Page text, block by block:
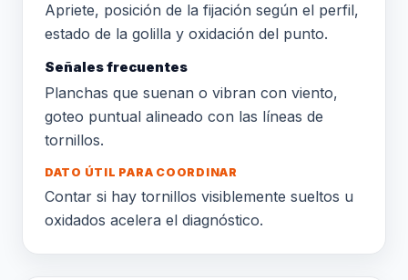
Apriete, posición de la fijación según el perfil,
estado de la golilla y oxidación del punto.
Señales frecuentes
Planchas que suenan o vibran con viento,
goteo puntual alineado con las líneas de
tornillos.
DATO ÚTIL PARA COORDINAR
Contar si hay tornillos visiblemente sueltos u
oxidados acelera el diagnóstico.